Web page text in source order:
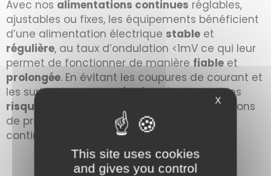
Avec nos alimentations continues réglables,
ajustables ou fixes, les équipements bénéficient
d’une alimentation électrique stable et
régulière, au taux d’ondulation <1mV ce qui leur
permet de fonctionner de manièrefiable et
prolongée. En évitant les coupures de courant et
les surtensions, vousréduisezégalement les
risques de pannes
coûteuses et d’interruptions
de production grâce à nos alimentations
continues.
X
This site uses cookies
and gives you control